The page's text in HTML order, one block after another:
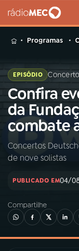
MENU
Buscar
na
Rádio
MEC
Início
INÍCIO
02A RÁDIO
03
Programas
EPISÓDIO
Confira
da
combate
Concertos
de nove solistas
PUBLICADO EM04/
Compartilhe